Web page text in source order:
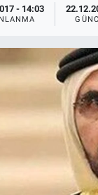
- 14:03